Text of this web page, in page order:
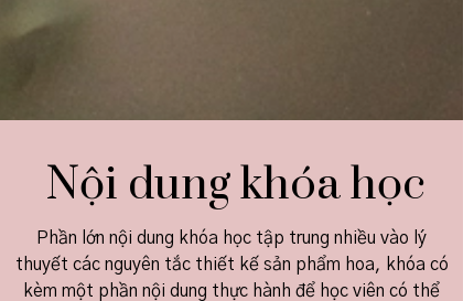
Phần lớn nội dung khóa học tập trung nhiều vào lý
thuyết các nguyên tắc thiết kế sản phẩm hoa, khóa có
kèm một phần nội dung thực hành để học viên có thể
Nội dung khóa học